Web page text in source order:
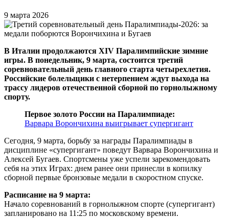
9 марта 2026
В Италии продолжаются XIV Паралимпийские зимние
игры. В понедельник, 9 марта, состоится третий
соревновательный день главного старта четырехлетия.
Российские болельщики с нетерпением ждут выхода на
трассу лидеров отечественной сборной по горнолыжному
спорту.
Первое золото России на Паралимпиаде:
Варвара Ворончихина выигрывает супергигант
Сегодня, 9 марта, борьбу за награды Паралимпиады в
дисциплине «супергигант» поведут Варвара Ворончихина и
Алексей Бугаев. Спортсмены уже успели зарекомендовать
себя на этих Играх: днем ранее они принесли в копилку
сборной первые бронзовые медали в скоростном спуске.
Расписание на 9 марта:
Начало соревнований в горнолыжном спорте (супергигант)
запланировано на 11:25 по московскому времени.